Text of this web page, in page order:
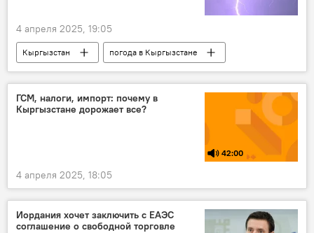
4 апреля 2025, 19:05
Кыргызстан
погода в Кыргызстане
Кыргызгидромет
штормовое предупреждение
прогноз
ГСМ, налоги, импорт: почему в
Кыргызстане дорожает все?
42:00
4 апреля 2025, 18:05
Иордания хочет заключить с ЕАЭС
соглашение о свободной торговле